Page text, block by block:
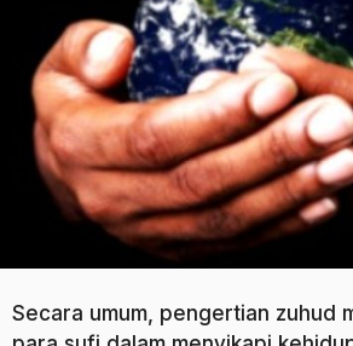
Secara umum, pengertian zuhud